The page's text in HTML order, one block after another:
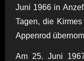
Juni 1966 in
Tagen, die
Appenrod
Am 25. Juni